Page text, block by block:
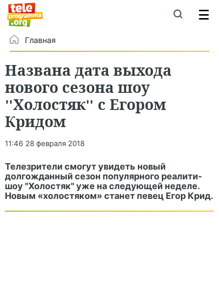
Главная
Названа дата выхода
нового сезона шоу
"Холостяк" с Егором
Кридом
11:46 28 февраля 2018
Телезрители смогут увидеть новый
долгожданный сезон популярного реалити-
шоу "Холостяк" уже на следующей неделе.
Новым «холостяком» станет певец Егор Крид.